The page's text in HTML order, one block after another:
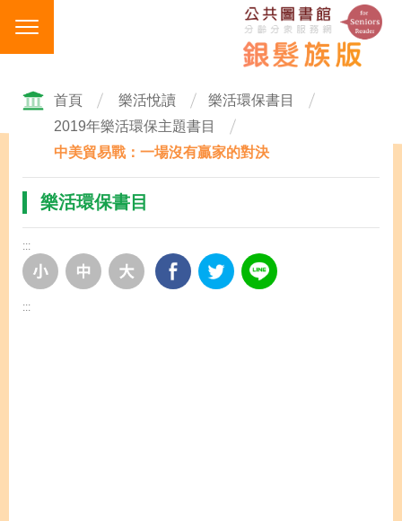
主
首頁 樂活悅讀
樂活環保書目
2019年樂活環保主題書目
中美貿易戰：一場沒有贏家的對決
樂活環保書目
:::
:::